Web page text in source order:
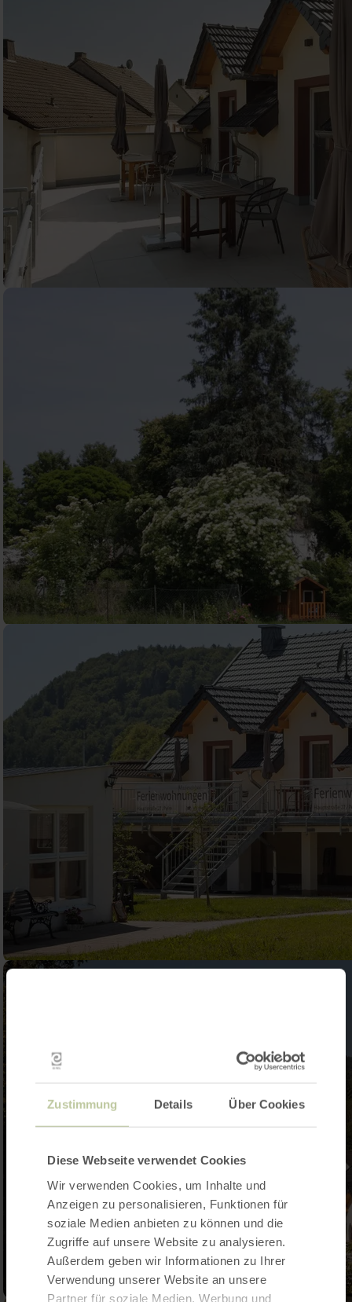
Zustimmung Details Über Cookies
Diese Webseite verwendet Cookies
Wir verwenden Cookies, um Inhalte und
Anzeigen zu personalisieren, Funktionen für
soziale Medien anbieten zu können und die
Zugriffe auf unsere Website zu analysieren.
Außerdem geben wir Informationen zu Ihrer
Verwendung unserer Website an unsere
Partner für soziale Medien, Werbung und